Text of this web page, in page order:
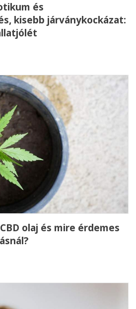
és
kisebb járványkockázat:
olaj és mire érdemes